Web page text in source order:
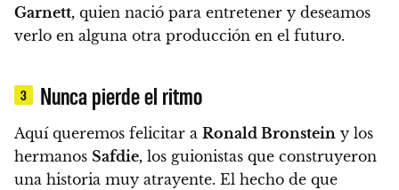
Garnett, quien nació para entretener y deseamos
verlo en alguna otra producción en el futuro.
3 Nunca pierde el ritmo
Aquí queremos felicitar a Ronald Bronstein y los
hermanos Safdie, los guionistas que construyeron
una historia muy atrayente. El hecho de que